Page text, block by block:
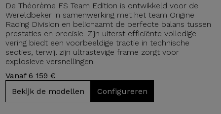
De Théorème FS Team Edition is ontwikkeld voor de
Wereldbeker in samenwerking met het team Origine
Racing Division en belichaamt de perfecte balans tussen
prestaties en precisie. Zijn uiterst efficiënte volledige
vering biedt een voorbeeldige tractie in technische
secties, terwijl zijn ultrastevige frame zorgt voor
explosieve versnellingen.
Vanaf 6 159 €
Bekijk de modellen
Configureren